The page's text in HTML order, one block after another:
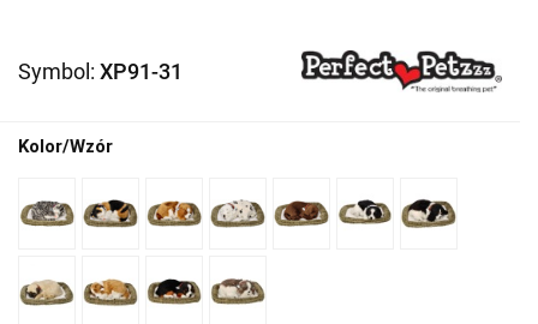
Symbol: XP91-31
Kolor/Wzór